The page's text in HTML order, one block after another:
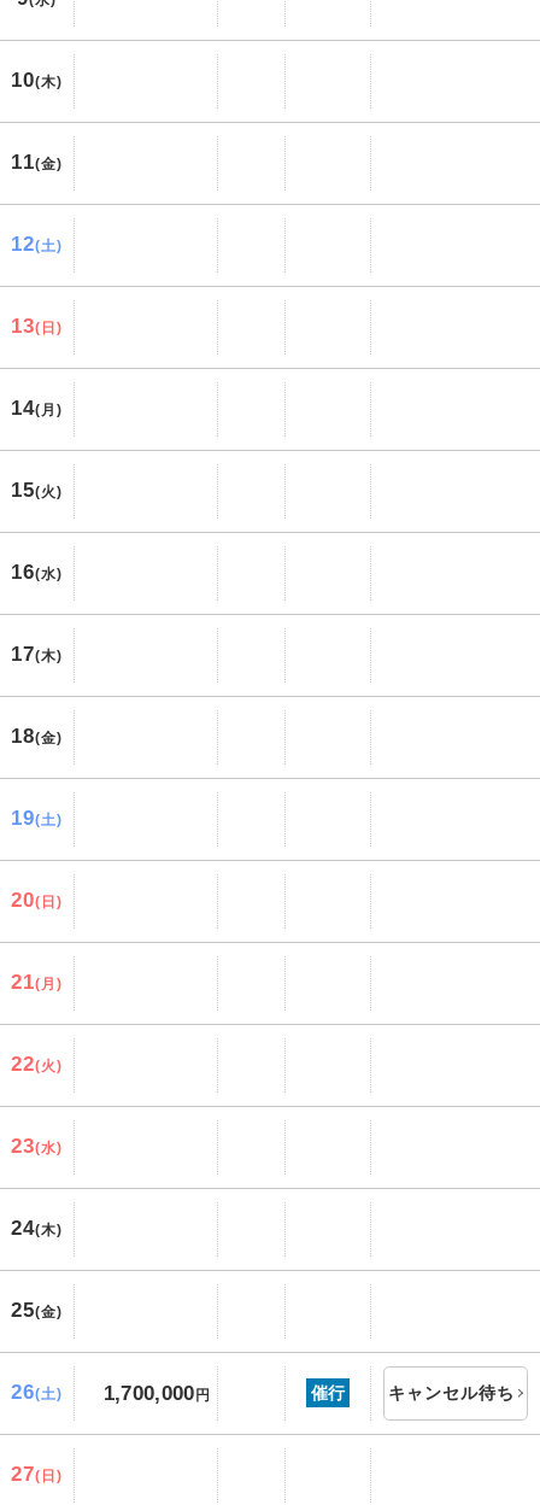
10(木)
11(金)
12(土)
13(日)
14(月)
15(火)
16(水)
17(木)
18(金)
19(土)
20(日)
21(月)
22(火)
23(水)
24(木)
25(金)
26(土) 1,700,000 円 催行 キャンセル待ち
27(日)